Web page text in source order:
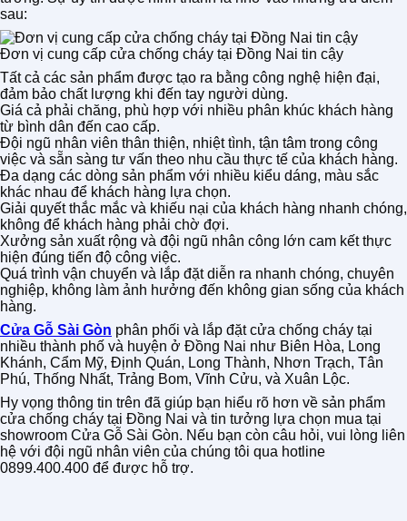
sau:
Đơn vị cung cấp cửa chống cháy tại Đồng Nai tin cậy
Tất cả các sản phẩm được tạo ra bằng công nghệ hiện đại,
đảm bảo chất lượng khi đến tay người dùng.
Giá cả phải chăng, phù hợp với nhiều phân khúc khách hàng
từ bình dân đến cao cấp.
Đội ngũ nhân viên thân thiện, nhiệt tình, tận tâm trong công
việc và sẵn sàng tư vấn theo nhu cầu thực tế của khách hàng.
Đa dạng các dòng sản phẩm với nhiều kiểu dáng, màu sắc
khác nhau để khách hàng lựa chọn.
Giải quyết thắc mắc và khiếu nại của khách hàng nhanh chóng,
không để khách hàng phải chờ đợi.
Xưởng sản xuất rộng và đội ngũ nhân công lớn cam kết thực
hiện đúng tiến độ công việc.
Quá trình vận chuyển và lắp đặt diễn ra nhanh chóng, chuyên
nghiệp, không làm ảnh hưởng đến không gian sống của khách
hàng.
Cửa Gỗ Sài Gòn phân phối và lắp đặt cửa chống cháy tại
nhiều thành phố và huyện ở Đồng Nai như Biên Hòa, Long
Khánh, Cẩm Mỹ, Định Quán, Long Thành, Nhơn Trạch, Tân
Phú, Thống Nhất, Trảng Bom, Vĩnh Cửu, và Xuân Lộc.
Hy vọng thông tin trên đã giúp bạn hiểu rõ hơn về sản phẩm
cửa chống cháy tại Đồng Nai và tin tưởng lựa chọn mua tại
showroom Cửa Gỗ Sài Gòn. Nếu bạn còn câu hỏi, vui lòng liên
hệ với đội ngũ nhân viên của chúng tôi qua hotline
0899.400.400 để được hỗ trợ.